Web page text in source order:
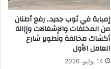
إمبابة في ثوب جديد.. رفع أطنان
من المخلفات والإشغالات وإزالة
أكشاك مخالفة وتطوير شارع
العامل الأول
14 يوليو، 2026